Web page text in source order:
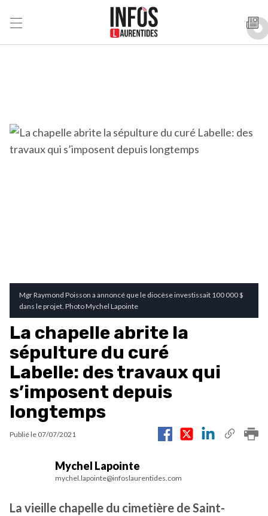
Mgr Raymond Poisson a annoncé que le diocèse investissait 100 000 $
dans le projet. Photo Mychel Lapointe
La chapelle abrite la
sépulture du curé
Labelle: des travaux qui
s’imposent depuis
longtemps
Publié le 07/07/2021
Mychel Lapointe
mychel.lapointe@infoslaurentides.com
La vieille chapelle du cimetière de Saint-